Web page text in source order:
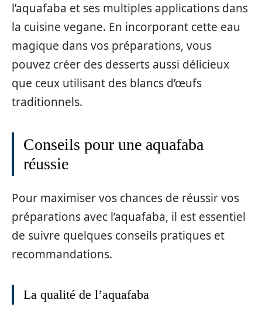
l’aquafaba et ses multiples applications dans
la cuisine vegane. En incorporant cette eau
magique dans vos préparations, vous
pouvez créer des desserts aussi délicieux
que ceux utilisant des blancs d’œufs
traditionnels.
Conseils pour une aquafaba
réussie
Pour maximiser vos chances de réussir vos
préparations avec l’aquafaba, il est essentiel
de suivre quelques conseils pratiques et
recommandations.
La qualité de l’aquafaba